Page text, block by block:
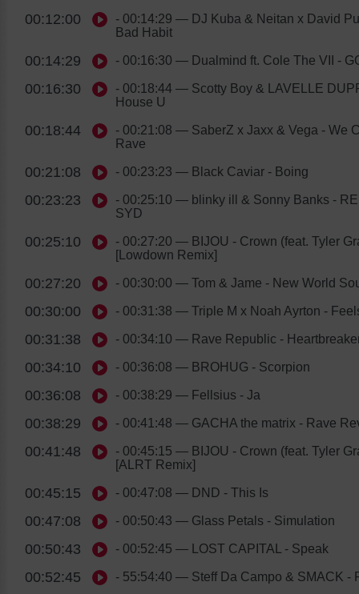
00:12:00 - 00:14:29 — DJ Kuba & Neitan x David
Bad Habit
00:14:29 - 00:16:30 — Dualmind ft. Cole The VII -
00:16:30 - 00:18:44 — Scotty Boy & LAVELLE
House U
00:18:44 - 00:21:08 — SaberZ x Jaxx & Vega - We
Rave
00:21:08 - 00:23:23 — Black Caviar - Boing
00:23:23 - 00:25:10 — blinky ill & Sonny Banks -
SYD
00:25:10 - 00:27:20 — BIJOU - Crown (feat. Tyler
[Lowdown Remix]
00:27:20 - 00:30:00 — Tom & Jame - New World
00:30:00 - 00:31:38 — Triple M x Noah Ayrton -
00:31:38 - 00:34:10 — Rave Republic -
00:34:10 - 00:36:08 — BROHUG - Scorpion
00:36:08 - 00:38:29 — Fellsius - Ja
00:38:29 - 00:41:48 — GACHA the matrix - Rave
00:41:48 - 00:45:15 — BIJOU - Crown (feat. Tyler
[ALRT Remix]
00:45:15 - 00:47:08 — DND - This Is
00:47:08 - 00:50:43 — Glass Petals - Simulation
00:50:43 - 00:52:45 — LOST CAPITAL - Speak
00:52:45 - 55:54:40 — Steff Da Campo & SMACK -